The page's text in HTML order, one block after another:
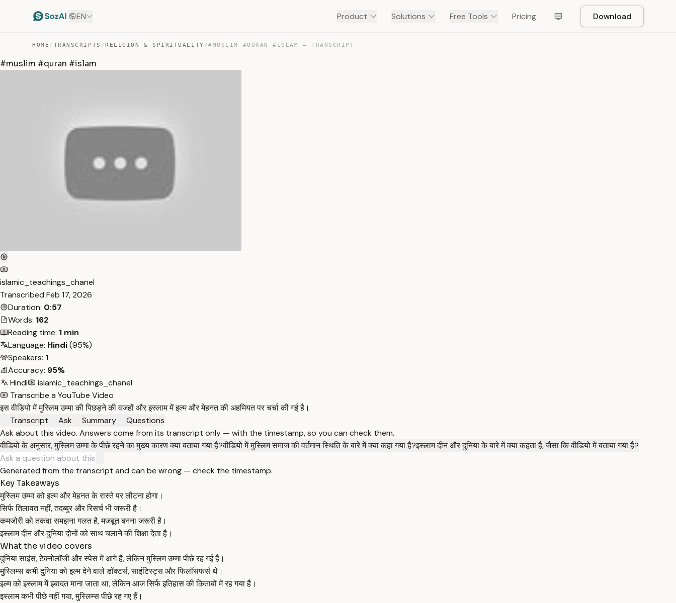
EN Product Solutions Free Tools Pricing Download
HOME / TRANSCRIPTS /RELIGION & SPIRITUALITY /#MUSLIM #QURAN #ISLAM — TRANSCRIPT
#muslim #quran #islam
islamic_teachings_chanel
Transcribed Feb 17, 2026
Duration: 0:57
Words: 162
Reading time: 1 min
Language: Hindi(95%)
Speakers: 1
Accuracy: 95%
Hindi
islamic_teachings_chanel
Transcribe a YouTube Video
इस वीडियो में मुस्लिम उम्मा की पिछड़ने की वजहों और इस्लाम में इल्म और मेहनत की अहमियत पर चर्चा की गई है।
Transcript
Ask Summary
Questions
Ask about this video. Answers come from its transcript only — with the timestamp, so you can check them.
वीडियो के अनुसार, मुस्लिम उम्मा के पीछे रहने का मुख्य कारण क्या बताया गया है?वीडियो में मुस्लिम समाज की वर्तमान स्थिति के बारे में क्या कहा गया है?इस्लाम दीन और दुनिया के बारे में क्या कहता है, जैसा कि वीडियो में बताया गया है?
Generated from the transcript and can be wrong — check the timestamp.
Key Takeaways
मुस्लिम उम्मा को इल्म और मेहनत के रास्ते पर लौटना होगा।
सिर्फ तिलावत नहीं, तदब्बुर और रिसर्च भी जरूरी है।
कमजोरी को तकवा समझना गलत है, मजबूत बनना जरूरी है।
इस्लाम दीन और दुनिया दोनों को साथ चलाने की शिक्षा देता है।
What the video covers
दुनिया साइंस, टेक्नोलॉजी और स्पेस में आगे है, लेकिन मुस्लिम उम्मा पीछे रह गई है।
मुस्लिम्स कभी दुनिया को इल्म देने वाले डॉक्टर्स, साइंटिस्ट्स और फिलॉसफर्स थे।
इल्म को इस्लाम में इबादत माना जाता था, लेकिन आज सिर्फ इतिहास की किताबों में रह गया है।
इस्लाम कभी पीछे नहीं गया, मुस्लिम्स पीछे रह गए हैं।